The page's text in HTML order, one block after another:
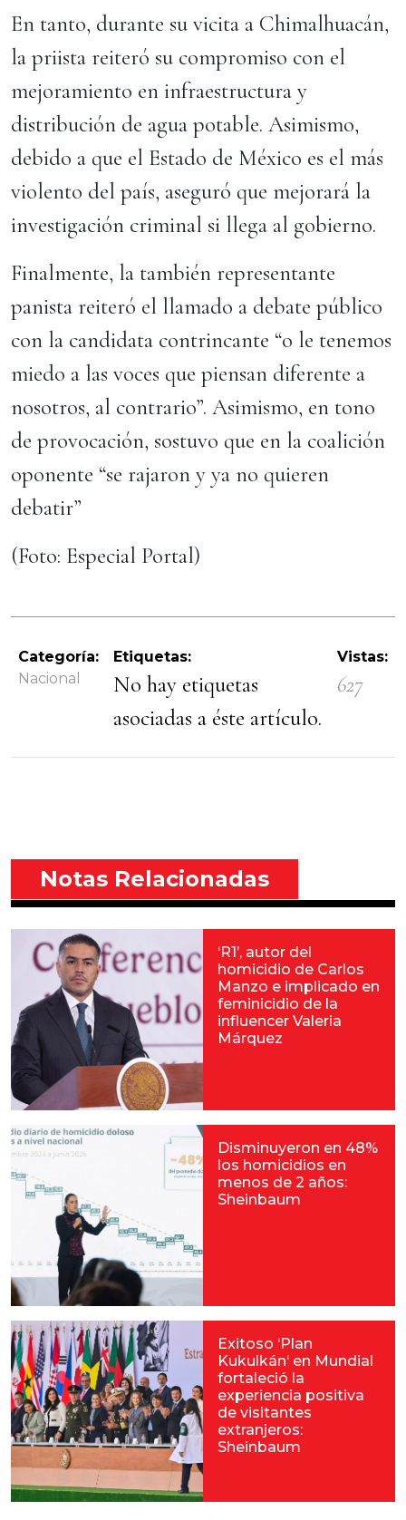
En tanto, durante su vicita a Chimalhuacán,
la priista reiteró su compromiso con el
mejoramiento en infraestructura y
distribución de agua potable. Asimismo,
debido a que el Estado de México es el más
violento del país, aseguró que mejorará la
investigación criminal si llega al gobierno.
Finalmente, la también representante
panista reiteró el llamado a debate público
con la candidata contrincante “o le tenemos
miedo a las voces que piensan diferente a
nosotros, al contrario”. Asimismo, en tono
de provocación, sostuvo que en la coalición
oponente “se rajaron y ya no quieren
debatir”
(Foto: Especial Portal)
Categoría:
Nacional
Etiquetas:
No hay etiquetas
asociadas a éste artículo.
Vistas:
627
Notas Relacionadas
‘R1’, autor del
homicidio de Carlos
Manzo e implicado en
feminicidio de la
influencer Valeria
Márquez
Disminuyeron en 48%
los homicidios en
menos de 2 años:
Sheinbaum
Exitoso ‘Plan
Kukulkán‘ en Mundial
fortaleció la
experiencia positiva
de visitantes
extranjeros:
Sheinbaum